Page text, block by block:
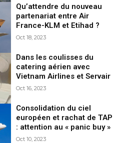
Qu’attendre du nouveau
partenariat entre Air
France-KLM et Etihad ?
Oct 18, 2023
Dans les coulisses du
catering aérien avec
Vietnam Airlines et Servair
Oct 16, 2023
Consolidation du ciel
européen et rachat de TAP
: attention au « panic buy »
Oct 10, 2023